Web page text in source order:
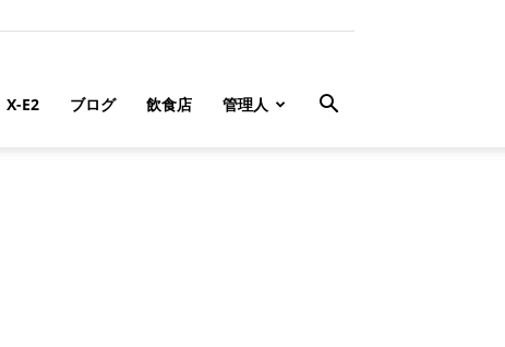
X-E2 ブログ 飲食店 管理人